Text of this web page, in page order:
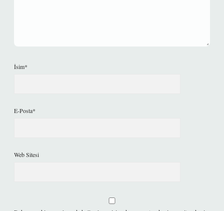
İsim*
E-Posta*
Web Sitesi